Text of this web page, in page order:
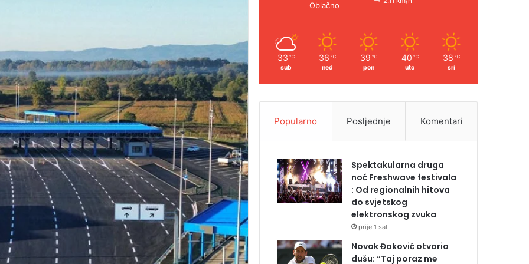
Oblačno
33 ℃
sub
36 ℃
ned
39 ℃
pon
40 ℃
uto
38 ℃
sri
Popularno Posljednje Komentari
Spektakularna druga
noć Freshwave festivala
: Od regionalnih hitova
do svjetskog
elektronskog zvuka
prije 1 sat
Novak Đoković otvorio
dušu: “Taj poraz me